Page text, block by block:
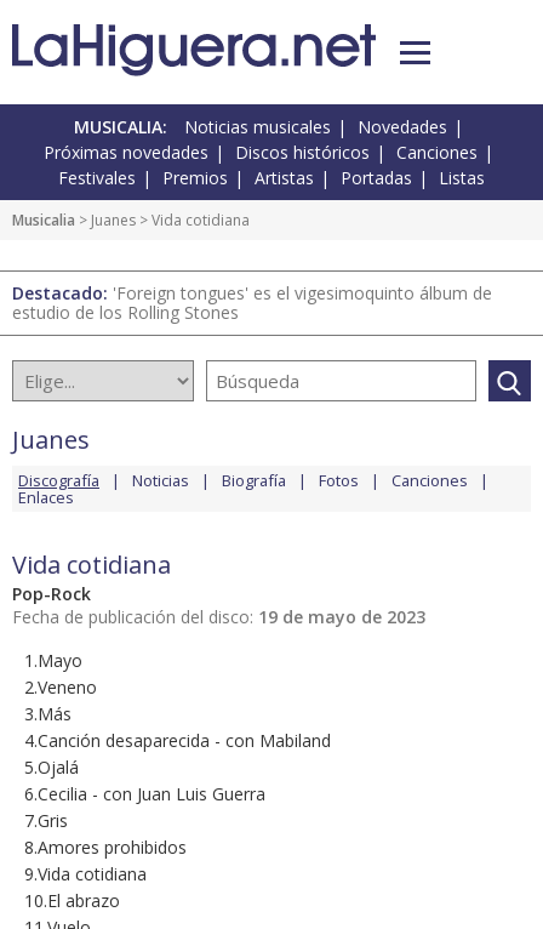
MUSICALIA: Noticias musicales
Novedades
Próximas novedades
Discos históricos
Canciones
Festivales
Premios Artistas Portadas Listas
Musicalia > Juanes > Vida cotidiana
Destacado: 'Foreign tongues' es el vigesimoquinto álbum de
estudio de los Rolling Stones
Juanes
Discografía Noticias Biografía Fotos Canciones
Enlaces
Vida cotidiana
Pop-Rock
Fecha de publicación del disco: 19 de mayo de 2023
1.Mayo
2.Veneno
3.Más
4.Canción desaparecida - con Mabiland
5.Ojalá
6.Cecilia - con Juan Luis Guerra
7.Gris
8.Amores prohibidos
9.Vida cotidiana
10.El abrazo